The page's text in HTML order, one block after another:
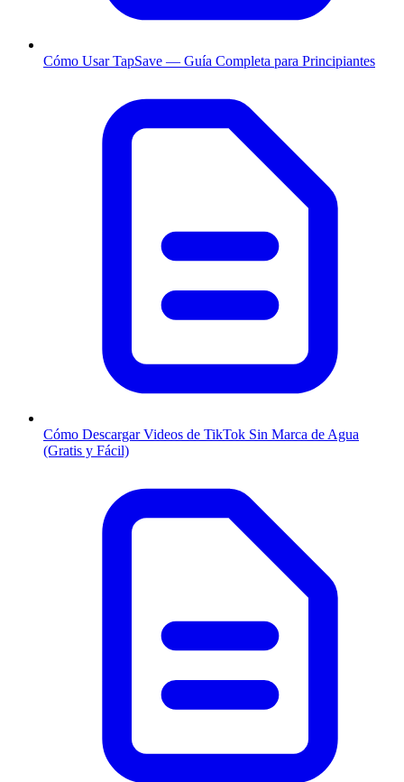
Cómo Usar TapSave — Guía Completa para Principiantes
Cómo Descargar Videos de TikTok Sin Marca de Agua
(Gratis y Fácil)